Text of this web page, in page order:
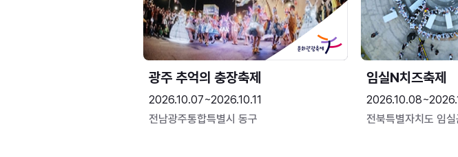
광주 추억의 충장축제
2026.10.07~2026.10.11
전남광주통합특별시 동구
임실N치즈축제
전북특별자치도 임실